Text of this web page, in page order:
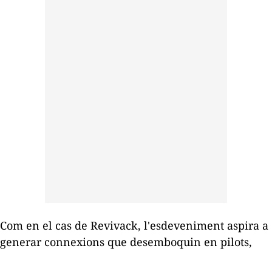
Com en el cas de Revivack, l'esdeveniment aspira a
generar connexions que desemboquin en pilots,